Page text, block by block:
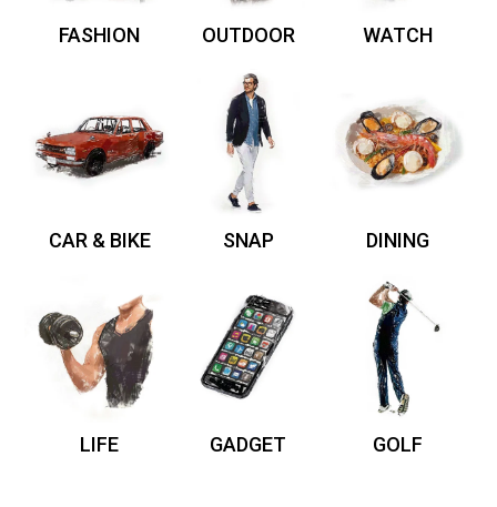
FASHION OUTDOOR WATCH
CAR & BIKE SNAP DINING
LIFE GADGET GOLF